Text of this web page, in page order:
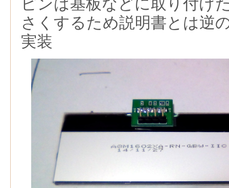
ピンは基板などに取り付け
さくするため説明書とは逆
実装